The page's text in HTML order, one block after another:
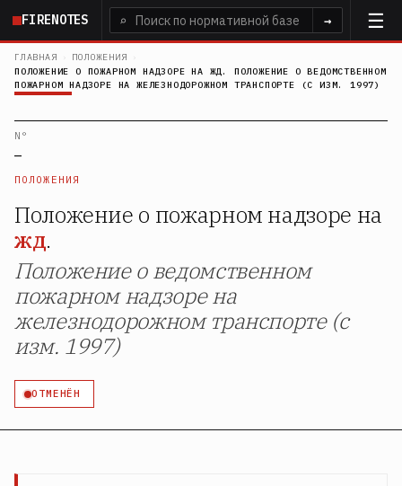
Перейти
основному
содержанию
FIRENOTES ⌕ →
ГЛАВНАЯ › ПОЛОЖЕНИЯ
›
ПОЛОЖЕНИЕ О ПОЖАРНОМ НАДЗОРЕ НА ЖД. ПОЛОЖЕНИЕ О ВЕДОМСТВЕННОМ
ПОЖАРНОМ НАДЗОРЕ НА ЖЕЛЕЗНОДОРОЖНОМ ТРАНСПОРТЕ (С ИЗМ. 1997)
N°
—
ПОЛОЖЕНИЯ
Положение о пожарном надзоре на
жд.
Положение о ведомственном
пожарном надзоре на
железнодорожном транспорте (с
изм. 1997)
ОТМЕНЁН